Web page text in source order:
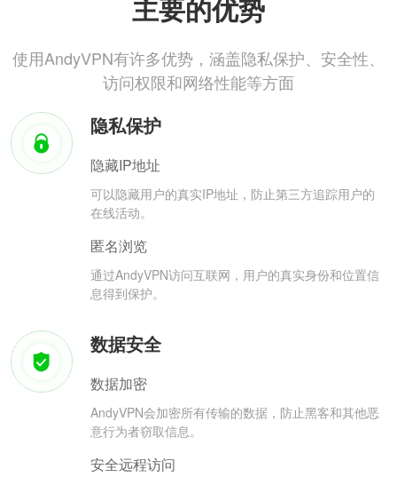
主要的优势
使用AndyVPN有许多优势，涵盖隐私保护、安全性、
访问权限和网络性能等方面
隐私保护
隐藏IP地址
可以隐藏用户的真实IP地址，防止第三方追踪用户的
在线活动。
匿名浏览
通过AndyVPN访问互联网，用户的真实身份和位置信
息得到保护。
数据安全
数据加密
AndyVPN会加密所有传输的数据，防止黑客和其他恶
意行为者窃取信息。
安全远程访问